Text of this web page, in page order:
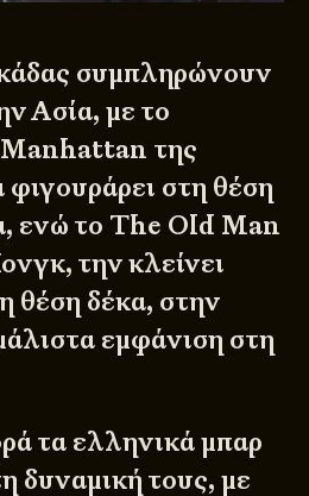
συμπληρώνουν
Ασία, με το
της
στη θέση
ενώ το The Old Man
την κλείνει
θέση δέκα, στην
εμφάνιση στη
τα ελληνικά μπαρ
δυναμική τους, με